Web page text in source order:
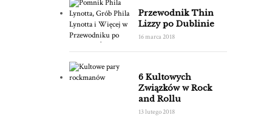
Przewodnik Thin
Lizzy po Dublinie
16 marca 2018
6 Kultowych
Związków w Rock
and Rollu
13 lutego 2018